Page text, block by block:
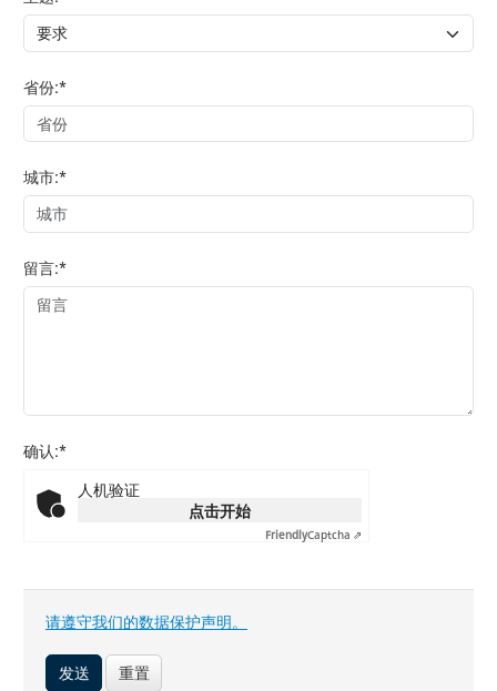
省份:*
城市:*
留言:*
确认:*
人机验证
点击开始
FriendlyCaptcha ⇗
请遵守我们的数据保护声明。
重置